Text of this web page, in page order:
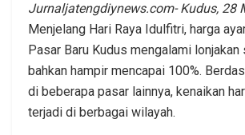
Jurnaljatengdiynews.com- Kudus, 28
Menjelang Hari Raya Idulfitri, harga
Pasar Baru Kudus mengalami lonjakan
bahkan hampir mencapai 100%.
di beberapa pasar lainnya, kenaikan
terjadi di berbagai wilayah.